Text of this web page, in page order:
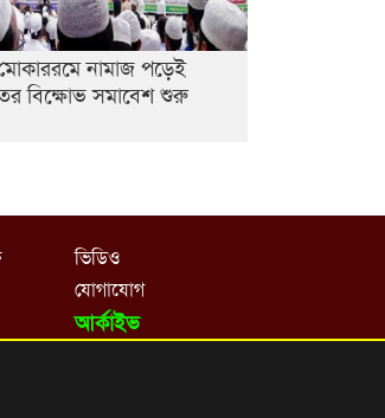
নামাজ পড়েই
বিক্ষোভ সমাবেশ শুরু
ভিডিও
যোগাযোগ
আর্কাইভ